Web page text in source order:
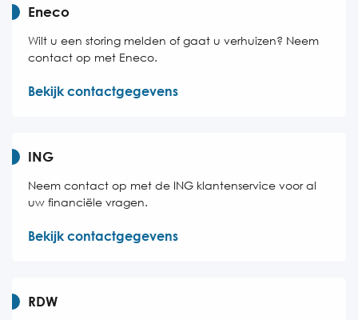
Eneco
Wilt u een storing melden of gaat u verhuizen? Neem
contact op met Eneco.
Bekijk contactgegevens
ING
Neem contact op met de ING klantenservice voor al
uw financiële vragen.
Bekijk contactgegevens
RDW